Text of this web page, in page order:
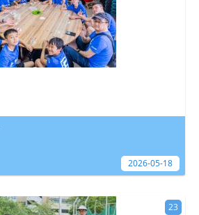
2026-05-18
23